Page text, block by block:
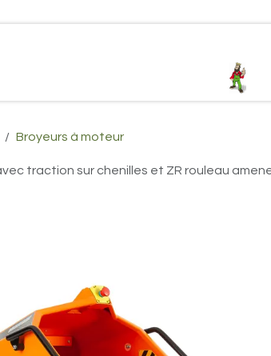
Plus d'infos Kubota
Broyeurs à moteur
traction sur chenilles et ZR rouleau